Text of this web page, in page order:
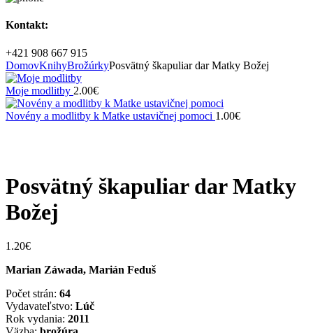
Kontakt:
+421 908 667 915
DomovKnihyBrožúrkyPosvätný škapuliar dar Matky Božej
Moje modlitby 2.00€
Novény a modlitby k Matke ustavičnej pomoci 1.00€
Posvätný škapuliar dar Matky
Božej
1.20€
Marian Záwada, Marián Feduš
Počet strán: 64
Vydavateľstvo: Lúč
Rok vydania: 2011